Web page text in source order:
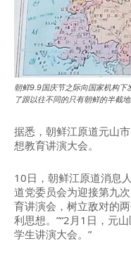
朝鲜9.9国庆节之际向国家机构下
了跟以往不同的只有朝鲜的半截
据悉，朝鲜江原道元山
想教育讲演大会。
10日，朝鲜江原道消息
道党委员会为迎接第九
育讲演会，树立敌对的
利思想。”“2月1日，元
学生讲演大会。”